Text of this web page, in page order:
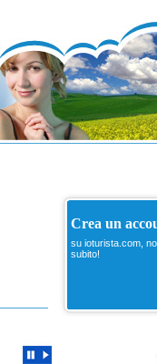
Crea un
su ioturista.com,
subito!